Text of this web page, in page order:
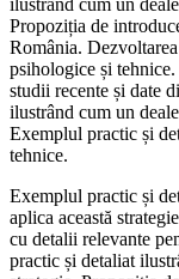
Propoziția de
România.
psihologice și
studii recente și date
ilustrând cum un
Exemplul practic și
tehnice.
Exemplul practic și
aplica această
cu detalii relevante
practic și detaliat